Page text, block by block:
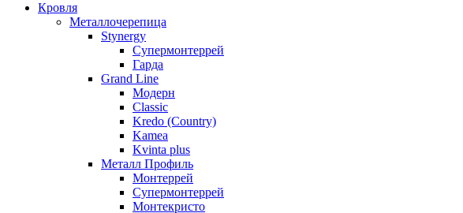
Кровля
Металлочерепица
Stynergy
Супермонтеррей
Гарда
Grand Line
Модерн
Classic
Kredo (Country)
Kamea
Kvinta plus
Металл Профиль
Монтеррей
Супермонтеррей
Монтекристо